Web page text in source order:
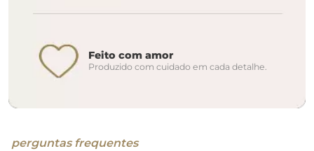
Feito com amor
Produzido com cuidado em cada detalhe.
perguntas frequentes